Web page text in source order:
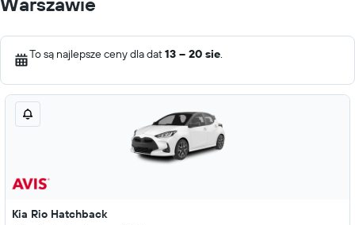
To są najlepsze ceny dla dat13 – 20 sie.
Kia Rio Hatchback